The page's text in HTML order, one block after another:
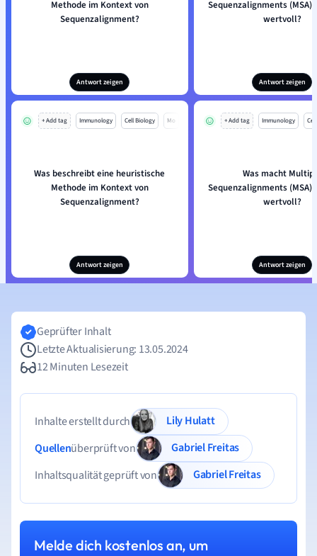
Methode im Kontext von
Sequenzalignment?
Antwort zeigen
Sequenzalignments (MSA)
wertvoll?
Antwort zeigen
+ Add tag Immunology Cell Biology Mo
Was beschreibt eine heuristische
Methode im Kontext von
Sequenzalignment?
Antwort zeigen
+ Add tag Immunology
Was macht
Sequenzalignments (MSA)
wertvoll?
Antwort zeigen
Geprüfter Inhalt
Letzte Aktualisierung: 13.05.2024
12 Minuten Lesezeit
Inhalte erstellt durch
Lily Hulatt
Quellenüberprüft von
Gabriel Freitas
Inhaltsqualität geprüft von
Gabriel Freitas
Melde dich kostenlos an, um